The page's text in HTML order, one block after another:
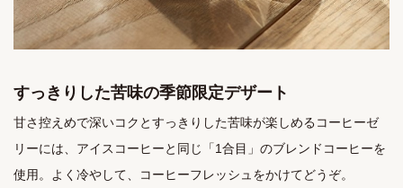
すっきりした苦味の季節限定デザート
甘さ控えめで深いコクとすっきりした苦味が楽しめるコーヒーゼ
リーには、アイスコーヒーと同じ「1合目」のブレンドコーヒーを
使用。よく冷やして、コーヒーフレッシュをかけてどうぞ。